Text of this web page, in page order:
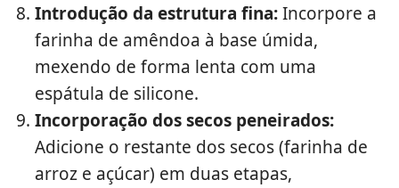
Introdução da estrutura fina:Incorpore a
farinha de amêndoa à base úmida,
mexendo de forma lenta com uma
espátula de silicone.
Incorporação dos secos peneirados:
Adicione o restante dos secos (farinha de
arroz e açúcar) em duas etapas,